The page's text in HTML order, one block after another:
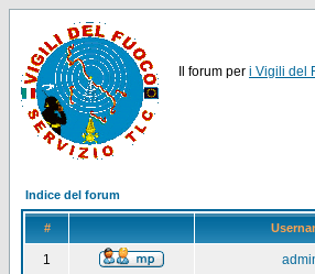
Il forum per i Vigili del
Indice del forum
#
1